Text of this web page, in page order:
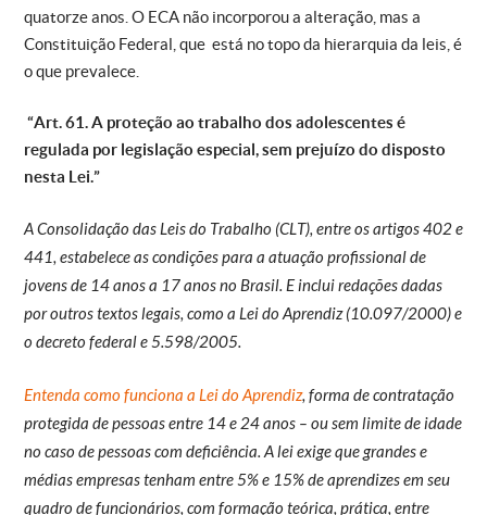
quatorze anos. O ECA não incorporou a alteração, mas a
Constituição Federal, que está no topo da hierarquia da leis, é
o que prevalece.
“Art. 61. A proteção ao trabalho dos adolescentes é
regulada por legislação especial, sem prejuízo do disposto
nesta Lei.”
A Consolidação das Leis do Trabalho (CLT), entre os artigos 402 e
441, estabelece as condições para a atuação profissional de
jovens de 14 anos a 17 anos no Brasil. E inclui redações dadas
por outros textos legais, como a Lei do Aprendiz (10.097/2000) e
o decreto federal e 5.598/2005.
Entenda como funciona a Lei do Aprendiz, forma de contratação
protegida de pessoas entre 14 e 24 anos – ou sem limite de idade
no caso de pessoas com deficiência. A lei exige que grandes e
médias empresas tenham entre 5% e 15% de aprendizes em seu
quadro de funcionários, com formação teórica, prática, entre